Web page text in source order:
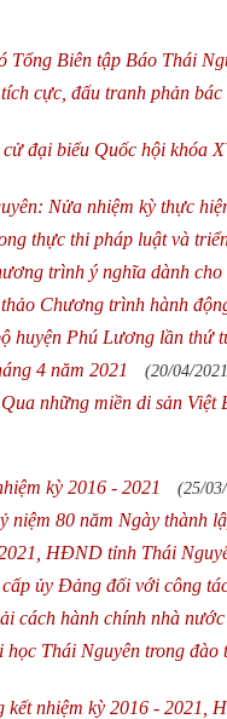
Tổng Biên tập Báo Thái
cực, đấu tranh phản
đại biểu Quốc hội khóa
Nửa nhiệm kỳ thực
thực thi pháp luật và
trình ý nghĩa dành
Chương trình hành
huyện Phú Lương lần thứ
4 năm 2021 (20/04/
những miền di sản Việt
kỳ 2016 - 2021 (25/
niệm 80 năm Ngày thành
HĐND tỉnh Thái
ủy Đảng đối với công
cách hành chính nhà
Thái Nguyên trong
kết nhiệm kỳ 2016 - 2021,